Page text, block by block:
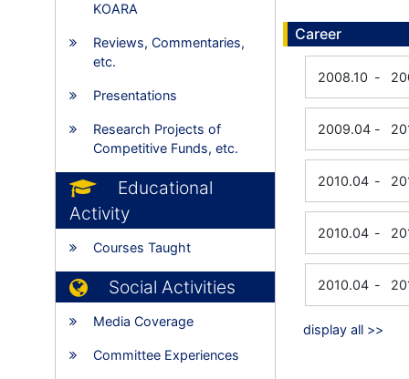
KOARA
Reviews, Commentaries,
etc.
Presentations
Research Projects of
Competitive Funds, etc.
Educational
Activity
Courses Taught
Social Activities
Media Coverage
Committee Experiences
Career
2008.10 -
2009.04 -
2010.04 -
2010.04 -
2010.04 -
display all >>